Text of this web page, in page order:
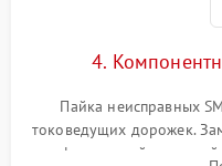
4.
Пайка неисправных
токоведущих дорожек.
инфракрасной